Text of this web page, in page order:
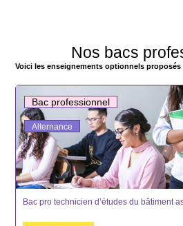
Nos bacs
Voici les enseignements optionnels proposés
Bac professionnel
Alternance
Bac pro technicien d’études du bâtiment